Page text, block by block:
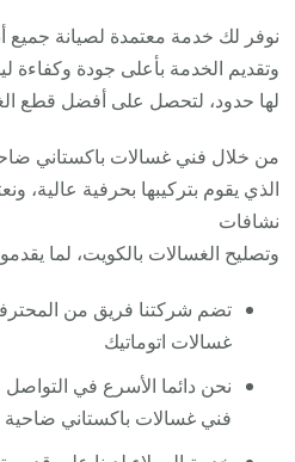
نوفر لك خدمة معتمدة لصيانة جميع
وتقديم الخدمة بأعلى جودة وكفاءة
لها حدود، لتحصل على أفضل قطع
من خلال فني غسالات باكستاني
الذي يقوم بتركيبها بحرفية عالية،
نشافات
وتصليح الغسالات بالكويت، لما
تضم شركتنا فريق من
غسالات اتوماتيك
نحن دائما الأسرع في
فني غسالات باكستاني ضاحية